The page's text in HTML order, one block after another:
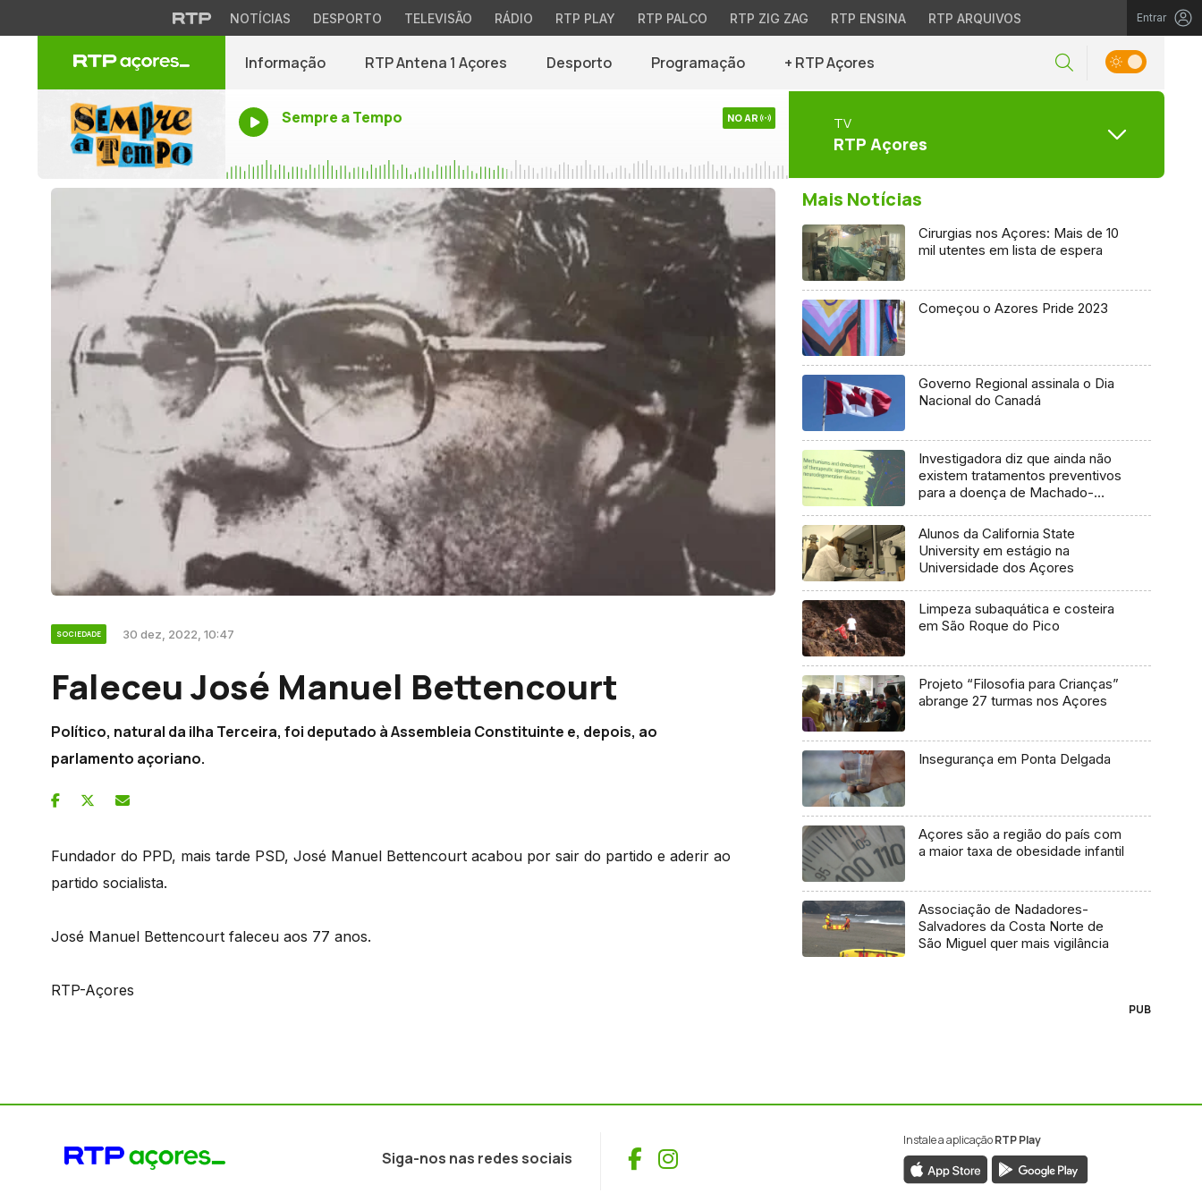
NOTÍCIAS DESPORTO TELEVISÃO RÁDIO RTP PLAY RTP PALCO RTP ZIG ZAG RTP ENSINA RTP ARQUIVOS Entrar
Informação RTP Antena 1 Açores Desporto Programação + RTP Açores
Sempre a Tempo NO AR TV
RTP Açores
SOCIEDADE 30 dez, 2022, 10:47
Faleceu José Manuel Bettencourt
Político, natural da ilha Terceira, foi deputado à Assembleia Constituinte e, depois, ao
parlamento açoriano.
Fundador do PPD, mais tarde PSD, José Manuel Bettencourt acabou por sair do partido e aderir ao
partido socialista.
José Manuel Bettencourt faleceu aos 77 anos.
RTP-Açores
Mais Notícias
Cirurgias nos Açores: Mais de 10
mil utentes em lista de espera
Começou o Azores Pride 2023
Governo Regional assinala o Dia
Nacional do Canadá
Investigadora diz que ainda não
existem tratamentos preventivos
para a doença de Machado-
Alunos da California State
University em estágio na
Universidade dos Açores
Limpeza subaquática e costeira
em São Roque do Pico
Projeto “Filosofia para Crianças”
abrange 27 turmas nos Açores
Insegurança em Ponta Delgada
Açores são a região do país com
a maior taxa de obesidade infantil
Associação de Nadadores-
Salvadores da Costa Norte de
São Miguel quer mais vigilância
PUB
Siga-nos nas redes sociais Facebook
Instagram
Instale a aplicaçãoRTP Play